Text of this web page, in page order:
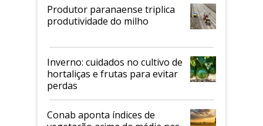
Produtor paranaense triplica
produtividade do milho
Inverno: cuidados no cultivo de
hortaliças e frutas para evitar
perdas
Conab aponta índices de